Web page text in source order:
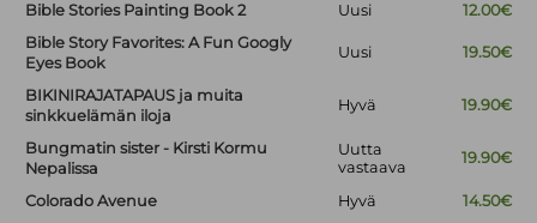
Bible Stories Painting Book 2
Uusi
12.00€
Bible Story Favorites: A Fun Googly
Eyes Book
Uusi 19.50€
BIKINIRAJATAPAUS ja muita
sinkkuelämän iloja
Hyvä 19.90€
Bungmatin sister - Kirsti Kormu
Nepalissa
Uutta
vastaava
19.90€
Colorado Avenue Hyvä
14.50€